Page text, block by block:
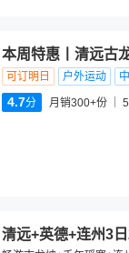
本周特惠丨清远古
可订明日 户外运动
4.7分 月销300+份
清远+英德+连州3